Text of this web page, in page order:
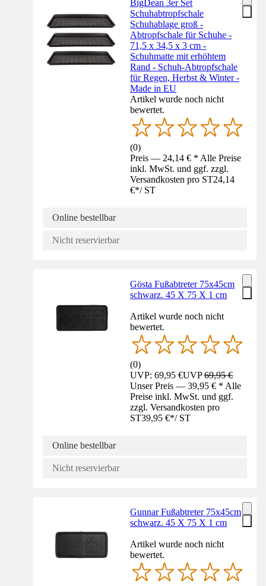
BigDean 3er Set
Schuhabtropfschale
Schuhablage groß -
Abtropfschale für Schuhe -
71,5 x 34,5 x 3 cm -
Schuhmatte mit erhöhtem
Rand - Schuh-Abtropfschale
für Regen, Herbst & Winter -
Made in EU
Artikel wurde noch nicht
bewertet.
(0)
Preis — 24,14 € * Alle Preise
inkl. MwSt. und ggf. zzgl.
Versandkosten pro ST24,14
€*/ ST
Online bestellbar
Nicht reservierbar
Gösta Fußabtreter 75x45cm
schwarz. 45 X 75 X 1 cm
Artikel wurde noch nicht
bewertet.
(0)
UVP: 69,95 €UVP69,95 €
Unser Preis — 39,95 € * Alle
Preise inkl. MwSt. und ggf.
zzgl. Versandkosten pro
ST39,95 €*/ ST
Online bestellbar
Nicht reservierbar
Gunnar Fußabtreter 75x45cm
schwarz. 45 X 75 X 1 cm
Artikel wurde noch nicht
bewertet.